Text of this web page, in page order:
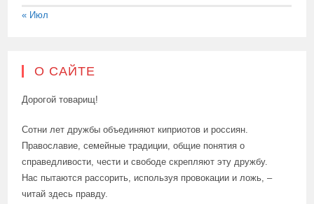
« Июл
О САЙТЕ
Дорогой товарищ!
Сотни лет дружбы объединяют киприотов и россиян.
Православие, семейные традиции, общие понятия о
справедливости, чести и свободе скрепляют эту дружбу.
Нас пытаются рассорить, используя провокации и ложь, –
читай здесь правду.